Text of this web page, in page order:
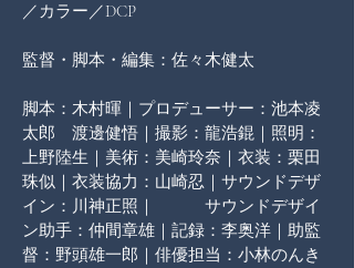
／カラー／DCP
監督・脚本・編集：佐々木健太
脚本：木村暉｜プロデューサー：池本凌
太郎　渡邊健悟｜撮影：龍浩錕｜照明：
上野陸生｜美術：美崎玲奈｜衣装：栗田
珠似｜衣装協力：山崎忍｜サウンドデザ
イン：川神正照｜　　　サウンドデザイ
ン助手：仲間章雄｜記録：李奥洋｜助監
督：野頭雄一郎｜俳優担当：小林のんき